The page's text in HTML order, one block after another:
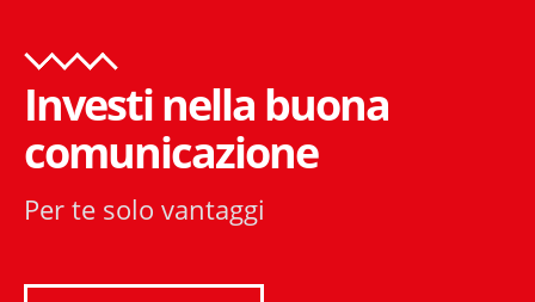
Investi nella buona
comunicazione
Per te solo vantaggi